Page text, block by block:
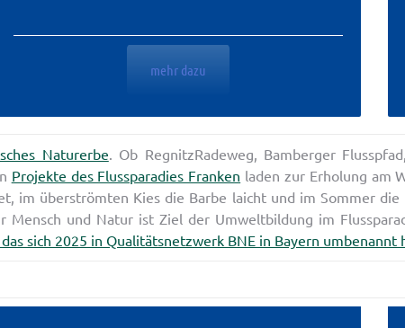
mehr dazu
Naturerbe . Ob RegnitzRadeweg, Bamberger
Projekte des Flussparadies Franken laden zur Erholung am
im überströmten Kies die Barbe laicht und im Sommer
und Natur ist Ziel der Umweltbildung im
sich 2025 in Qualitätsnetzwerk BNE in Bayern umbenannt